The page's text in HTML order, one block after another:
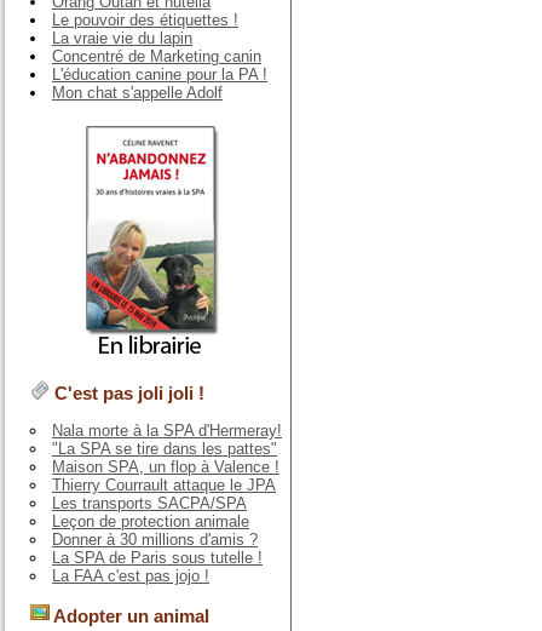
Le pouvoir des étiquettes !
La vraie vie du lapin
Concentré de Marketing canin
L'éducation canine pour la PA !
Mon chat s'appelle Adolf
C'est pas joli joli !
Nala morte à la SPA d'Hermeray!
"La SPA se tire dans les pattes"
Maison SPA, un flop à Valence !
Thierry Courrault attaque le JPA
Les transports SACPA/SPA
Leçon de protection animale
Donner à 30 millions d'amis ?
La SPA de Paris sous tutelle !
La FAA c'est pas jojo !
Adopter un animal